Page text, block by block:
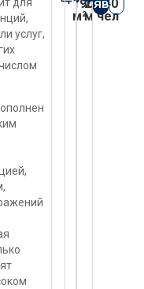
услуг,
190
м²
2,8
м
140
чел
заявку